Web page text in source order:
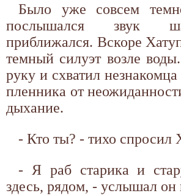
Было уже совсем
послышался звук
приближался. Вскоре
темный силуэт возле
руку и схватил
пленника от
дыхание.
- Кто ты? - тихо спросил
- Я раб старика и
здесь, рядом, - услышал он